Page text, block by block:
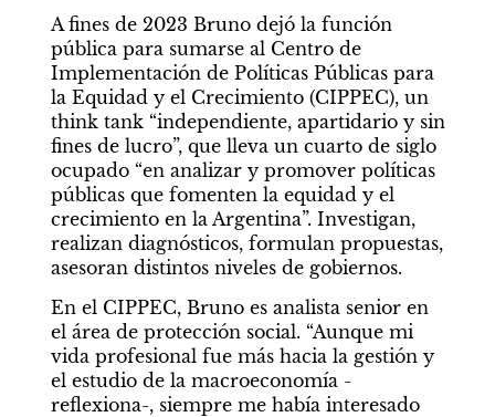
A fines de 2023 Bruno dejó la función
pública para sumarse al Centro de
Implementación de Políticas Públicas para
la Equidad y el Crecimiento (CIPPEC), un
think tank “independiente, apartidario y sin
fines de lucro”, que lleva un cuarto de siglo
ocupado “en analizar y promover políticas
públicas que fomenten la equidad y el
crecimiento en la Argentina”. Investigan,
realizan diagnósticos, formulan propuestas,
asesoran distintos niveles de gobiernos.
En el CIPPEC, Bruno es analista senior en
el área de protección social. “Aunque mi
vida profesional fue más hacia la gestión y
el estudio de la macroeconomía -
reflexiona-, siempre me había interesado